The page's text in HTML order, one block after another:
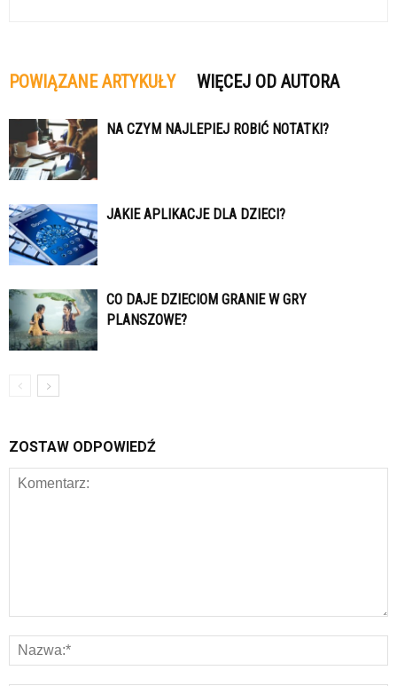
POWIĄZANE ARTYKUŁY WIĘCEJ OD AUTORA
NA CZYM NAJLEPIEJ ROBIĆ NOTATKI?
JAKIE APLIKACJE DLA DZIECI?
CO DAJE DZIECIOM GRANIE W GRY
PLANSZOWE?
ZOSTAW ODPOWIEDŹ